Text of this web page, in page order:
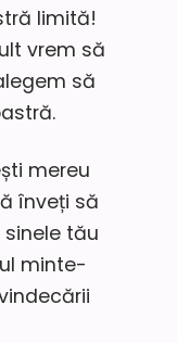
limită!
vrem să
să
mereu
înveți să
tău
minte-